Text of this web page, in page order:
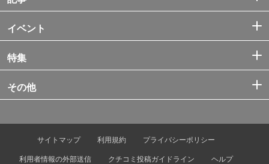
イベント
特集
その他
サイトマップ 利用規約
プライバシーポリシー
利用者情報の外部送信
クチコミ投稿ガイドライン
ヘルプ